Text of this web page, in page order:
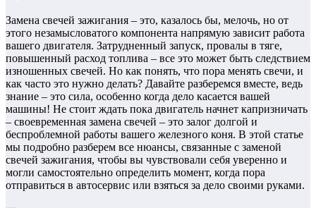
Замена свечей зажигания – это, казалось бы, мелочь, но от
этого незамысловатого компонента напрямую зависит работа
вашего двигателя. Затрудненный запуск, провалы в тяге,
повышенный расход топлива – все это может быть следствием
изношенных свечей. Но как понять, что пора менять свечи, и
как часто это нужно делать? Давайте разберемся вместе, ведь
знание – это сила, особенно когда дело касается вашей
машины! Не стоит ждать пока двигатель начнет капризничать
– своевременная замена свечей – это залог долгой и
беспроблемной работы вашего железного коня. В этой статье
мы подробно разберем все нюансы, связанные с заменой
свечей зажигания, чтобы вы чувствовали себя уверенно и
могли самостоятельно определить момент, когда пора
отправиться в автосервис или взяться за дело своими руками.